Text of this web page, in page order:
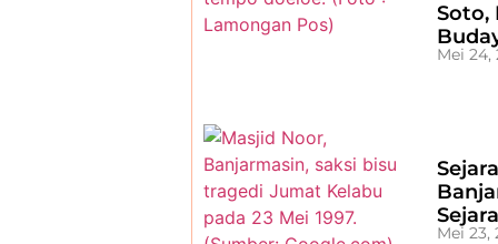
Soto,
Mei 24,
Mei 23,